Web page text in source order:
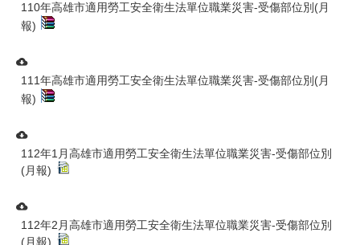
110年高雄市適用勞工安全衛生法單位職業災害-受傷部位別(月
報)
111年高雄市適用勞工安全衛生法單位職業災害-受傷部位別(月
報)
112年1月高雄市適用勞工安全衛生法單位職業災害-受傷部位別
(月報)
112年2月高雄市適用勞工安全衛生法單位職業災害-受傷部位別
(月報)